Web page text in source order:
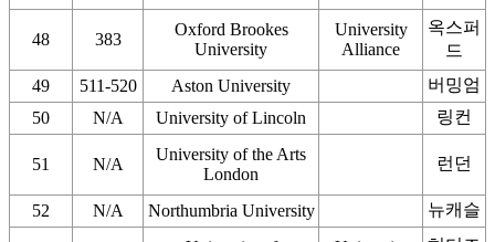
48 383
Oxford Brookes
University
University
Alliance
옥스퍼
드
49
511-520 Aston University
버밍엄
50
N/A University of Lincoln 링컨
51 N/A
University of the Arts
London
런던
52 N/A Northumbria University 뉴캐슬